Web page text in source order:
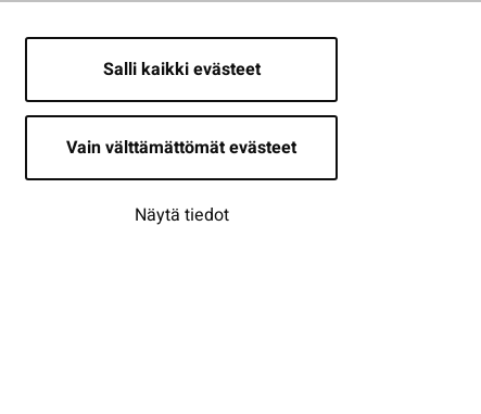
Salli kaikki evästeet
Vain välttämättömät evästeet
Näytä tiedot